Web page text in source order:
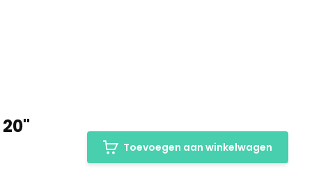
Toevoegen aan winkelwagen